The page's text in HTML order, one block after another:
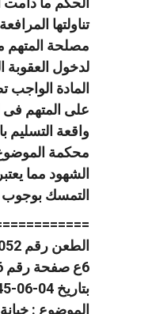
تناولتها
مصلحة المتهم
لدخول
المادة الواجب
على المتهم فى
واقعة التسليم
محكمة الموضوع
الشهود مما
التمسك بوجوب
6ع صفحة رقم 726
بتاريخ 04-06-1945
الموضوع : خيانة